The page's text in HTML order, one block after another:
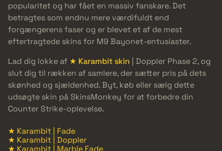
popularitet og har fået en massiv fanskare. Det
betragtes som endnu mere værdifuldt end
forgængerens faser og er blevet et af de mest
eftertragtede skins for M9 Bayonet-entusiaster.
Lad dig lokke af ★ Karambit skin | Doppler Phase 2, og
slut dig til rækken af samlere, der sætter pris på dets
skønhed og sjældenhed. Byt, køb eller sælg dette
udsøgte skin på SkinsMonkey for at forbedre din
Counter Strike-oplevelse.
★ Karambit | Fade
★ Karambit | Doppler